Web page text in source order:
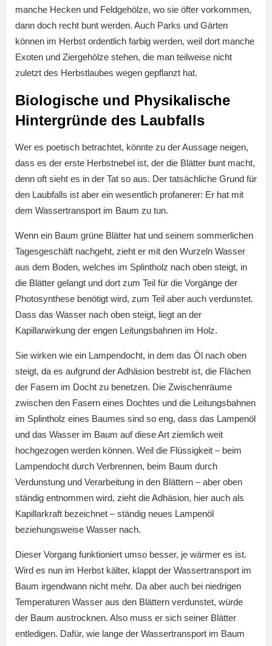
manche Hecken und Feldgehölze, wo sie öfter vorkommen,
dann doch recht bunt werden. Auch Parks und Gärten
können im Herbst ordentlich farbig werden, weil dort manche
Exoten und Ziergehölze stehen, die man teilweise nicht
zuletzt des Herbstlaubes wegen gepflanzt hat.
Biologische und Physikalische
Hintergründe des Laubfalls
Wer es poetisch betrachtet, könnte zu der Aussage neigen,
dass es der erste Herbstnebel ist, der die Blätter bunt macht,
denn oft sieht es in der Tat so aus. Der tatsächliche Grund für
den Laubfalls ist aber ein wesentlich profanerer: Er hat mit
dem Wassertransport im Baum zu tun.
Wenn ein Baum grüne Blätter hat und seinem sommerlichen
Tagesgeschäft nachgeht, zieht er mit den Wurzeln Wasser
aus dem Boden, welches im Splintholz nach oben steigt, in
die Blätter gelangt und dort zum Teil für die Vorgänge der
Photosynthese benötigt wird, zum Teil aber auch verdunstet.
Dass das Wasser nach oben steigt, liegt an der
Kapillarwirkung der engen Leitungsbahnen im Holz.
Sie wirken wie ein Lampendocht, in dem das Öl nach oben
steigt, da es aufgrund der Adhäsion bestrebt ist, die Flächen
der Fasern im Docht zu benetzen. Die Zwischenräume
zwischen den Fasern eines Dochtes und die Leitungsbahnen
im Splintholz eines Baumes sind so eng, dass das Lampenöl
und das Wasser im Baum auf diese Art ziemlich weit
hochgezogen werden können. Weil die Flüssigkeit – beim
Lampendocht durch Verbrennen, beim Baum durch
Verdunstung und Verarbeitung in den Blättern – aber oben
ständig entnommen wird, zieht die Adhäsion, hier auch als
Kapillarkraft bezeichnet – ständig neues Lampenöl
beziehungsweise Wasser nach.
Dieser Vorgang funktioniert umso besser, je wärmer es ist.
Wird es nun im Herbst kälter, klappt der Wassertransport im
Baum irgendwann nicht mehr. Da aber auch bei niedrigen
Temperaturen Wasser aus den Blättern verdunstet, würde
der Baum austrocknen. Also muss er sich seiner Blätter
entledigen. Dafür, wie lange der Wassertransport im Baum